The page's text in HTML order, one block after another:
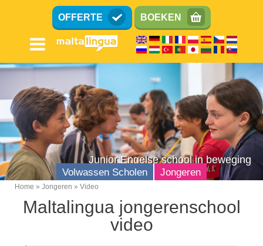
inhoud
OFFERTE BOEKEN
Volwassen Scholen Jongeren
Tieners (13-17)
Kinderen (8-12)
Junior Engelse school in beweging
Breadcrumb
Home Jongeren Video
Maltalingua jongerenschool
video